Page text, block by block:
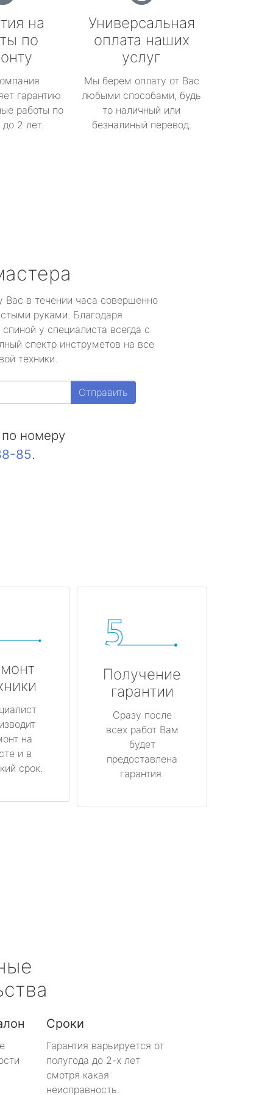
на
по
гарантию
работы по
2 лет.
Универсальная
оплата наших
услуг
Мы берем оплату от Вас
любыми способами, будь
то наличный или
безналиный перевод.
Вас в течении часа совершенно
руками. Благодаря
у специалиста всегда с
спектр инструметов на все
техники.
Отправить
номеру
85.
на
и в
срок.
Получение
гарантии
Сразу после
всех работ Вам
будет
предоставлена
гарантия.
Сроки
Гарантия варьируется от
полугода до 2-х лет
смотря какая
неисправность.